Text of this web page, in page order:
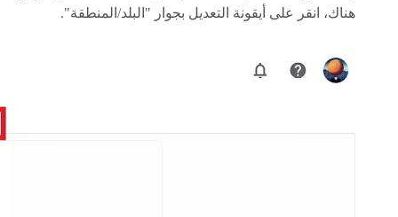
هناك، انقر على أيقونة التعديل بجوار "البلد/المنطقة".